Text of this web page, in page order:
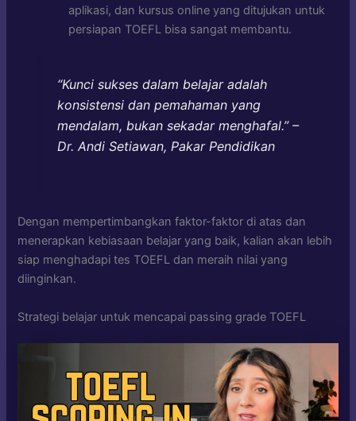
aplikasi, dan kursus online yang ditujukan untuk
persiapan TOEFL bisa sangat membantu.
“Kunci sukses dalam belajar adalah
konsistensi dan pemahaman yang
mendalam, bukan sekadar menghafal.” –
Dr. Andi Setiawan, Pakar Pendidikan
Dengan mempertimbangkan faktor-faktor di atas dan
menerapkan kebiasaan belajar yang baik, kalian akan lebih
siap menghadapi tes TOEFL dan meraih nilai yang
diinginkan.
Strategi belajar untuk mencapai passing grade TOEFL